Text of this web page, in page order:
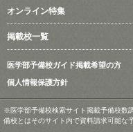
オンライン特集
掲載校一覧
医学部予備校ガイド掲載希望の方
個人情報保護方針
※医学部予備校検索サイト掲載予備校数
備校とはそのサイト内で資料請求可能な